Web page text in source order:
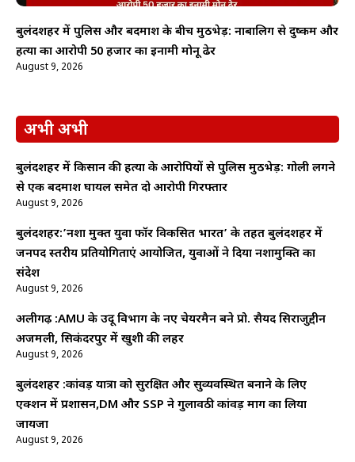
बुलंदशहर में पुलिस और बदमाश के बीच मुठभेड़: नाबालिग से दुष्कर्म और
हत्या का आरोपी 50 हजार का इनामी मोनू ढेर
August 9, 2026
अभी अभी
बुलंदशहर में किसान की हत्या के आरोपियों से पुलिस मुठभेड़: गोली लगने
से एक बदमाश घायल समेत दो आरोपी गिरफ्तार
August 9, 2026
बुलंदशहर:’नशा मुक्त युवा फॉर विकसित भारत’ के तहत बुलंदशहर में
जनपद स्तरीय प्रतियोगिताएं आयोजित, युवाओं ने दिया नशामुक्ति का
संदेश
August 9, 2026
अलीगढ़ :AMU के उर्दू विभाग के नए चेयरमैन बने प्रो. सैयद सिराजुद्दीन
अजमली, सिकंदरपुर में खुशी की लहर
August 9, 2026
बुलंदशहर :कांवड़ यात्रा को सुरक्षित और सुव्यवस्थित बनाने के लिए
एक्शन में प्रशासन,DM और SSP ने गुलावठी कांवड़ मार्ग का लिया
जायजा
August 9, 2026